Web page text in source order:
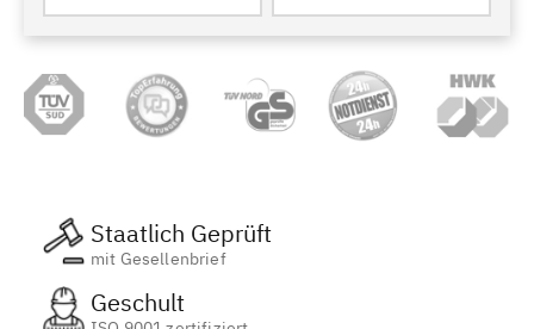
Staatlich Geprüft
mit Gesellenbrief
Geschult